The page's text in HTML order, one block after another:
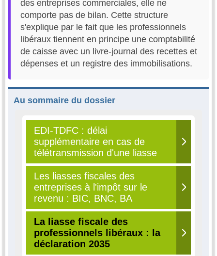
des entreprises commerciales, elle ne
comporte pas de bilan. Cette structure
s'explique par le fait que les professionnels
libéraux tiennent en principe une comptabilité
de caisse avec un livre-journal des recettes et
dépenses et un registre des immobilisations.
Au sommaire du dossier
EDI-TDFC : délai
supplémentaire en cas de
télétransmission d'une liasse
Les liasses fiscales des
entreprises à l'impôt sur le
revenu : BIC, BNC, BA
La liasse fiscale des
professionnels libéraux : la
déclaration 2035